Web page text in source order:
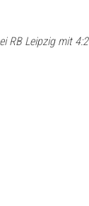
RB Leipzig mit